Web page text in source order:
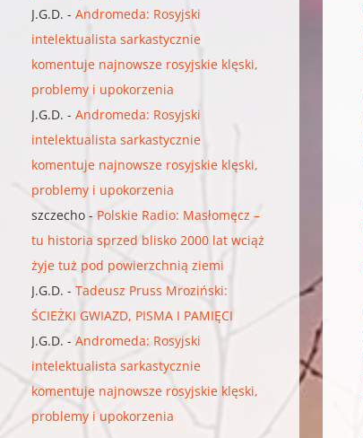
J.G.D. -Andromeda: Rosyjski
intelektualista sarkastycznie
komentuje najnowsze rosyjskie klęski,
problemy i upokorzenia
J.G.D. -Andromeda: Rosyjski
intelektualista sarkastycznie
komentuje najnowsze rosyjskie klęski,
problemy i upokorzenia
szczecho - Polskie Radio: Masłomęcz –
tu historia sprzed blisko 2000 lat wciąż
żyje tuż pod powierzchnią ziemi
J.G.D. -Tadeusz Pruss Mroziński:
ŚCIEŻKI GWIAZD, PISMA I PAMIĘCI
J.G.D. -Andromeda: Rosyjski
intelektualista sarkastycznie
komentuje najnowsze rosyjskie klęski,
problemy i upokorzenia